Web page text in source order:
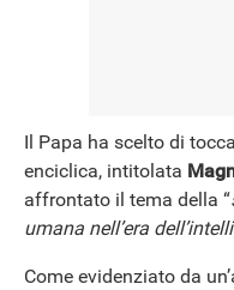
Il Papa ha scelto di
enciclica, intitolata
affrontato il tema della “
umana nell’era
Come evidenziato da